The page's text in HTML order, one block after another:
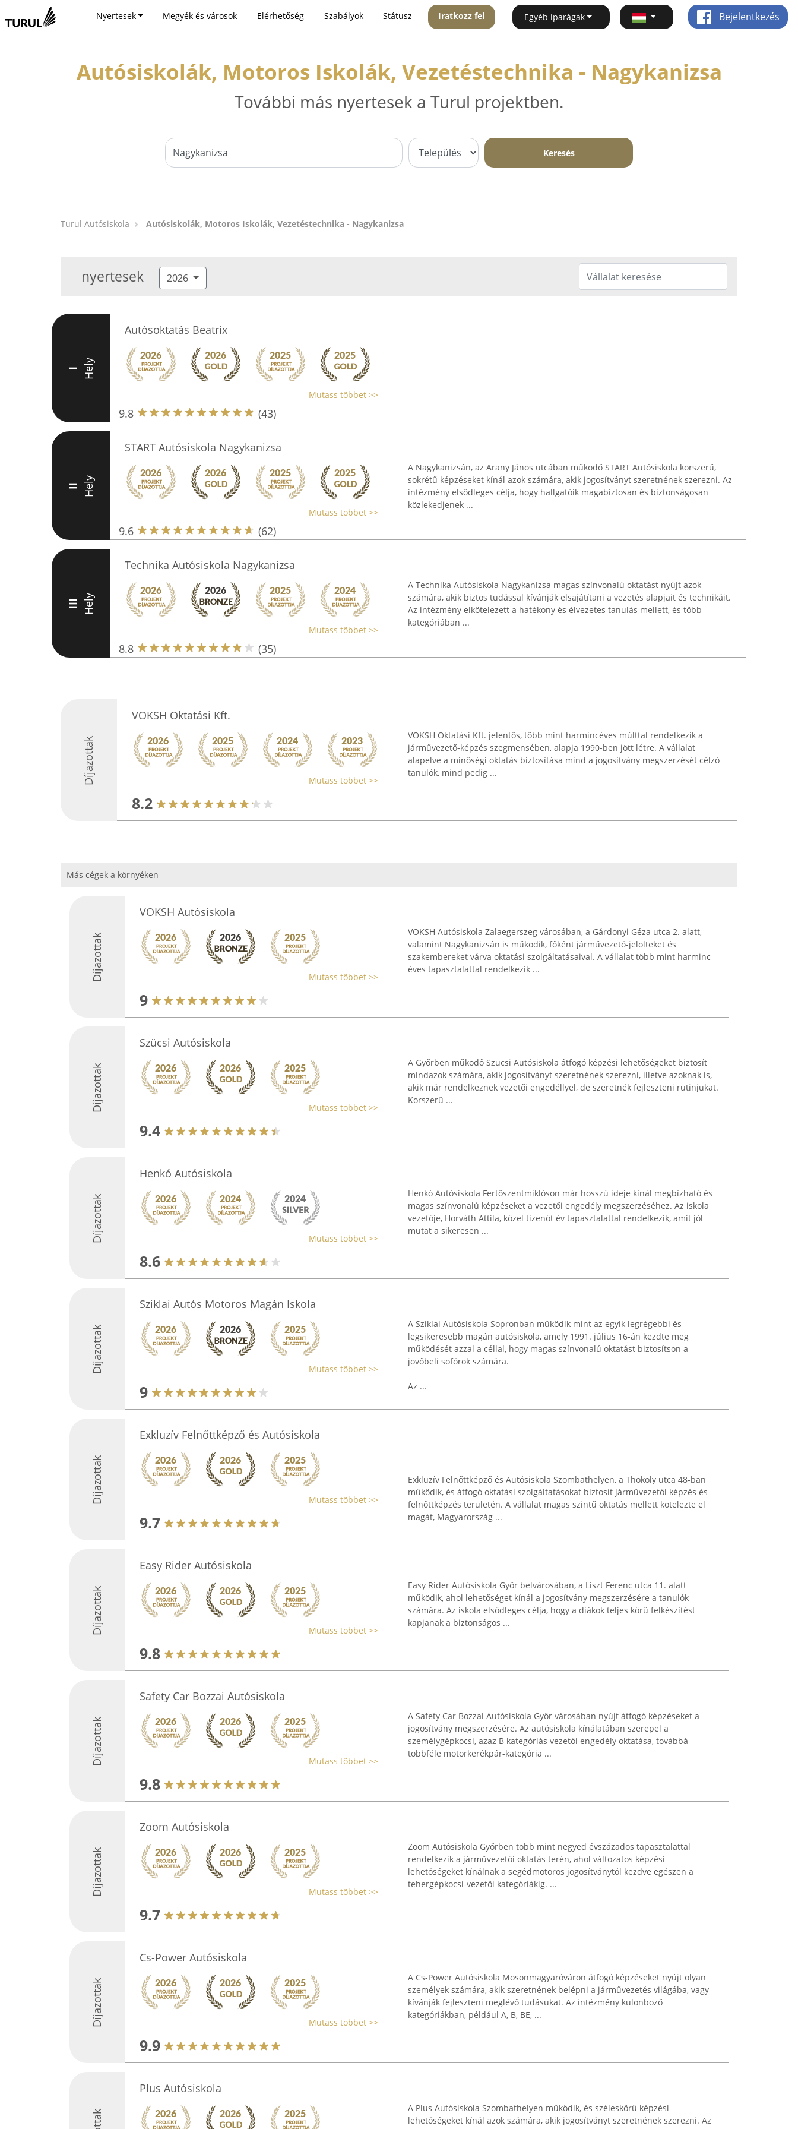
Nyertesek Megyék és városok Elérhetőség Szabályok Státusz Iratkozz fel Egyéb iparágak Bejelentkezés
Autósiskolák, Motoros Iskolák, Vezetéstechnika - Nagykanizsa
További más nyertesek a Turul projektben.
Keresés
Turul Autósiskola Autósiskolák, Motoros Iskolák, Vezetéstechnika - Nagykanizsa
nyertesek 2026
I Hely
Autósoktatás Beatrix
Mutass többet >>
9.8 (43)
II Hely
START Autósiskola Nagykanizsa
Mutass többet >>
9.6 (62)
A Nagykanizsán, az Arany János utcában működő START Autósiskola korszerű,
sokrétű képzéseket kínál azok számára, akik jogosítványt szeretnének szerezni. Az
intézmény elsődleges célja, hogy hallgatóik magabiztosan és biztonságosan
közlekedjenek ...
III Hely
Technika Autósiskola Nagykanizsa
Mutass többet >>
8.8 (35)
A Technika Autósiskola Nagykanizsa magas színvonalú oktatást nyújt azok
számára, akik biztos tudással kívánják elsajátítani a vezetés alapjait és technikáit.
Az intézmény elkötelezett a hatékony és élvezetes tanulás mellett, és több
kategóriában ...
Díjazottak
VOKSH Oktatási Kft.
Mutass többet >>
8.2
VOKSH Oktatási Kft. jelentős, több mint harmincéves múlttal rendelkezik a
járművezető-képzés szegmensében, alapja 1990-ben jött létre. A vállalat
alapelve a minőségi oktatás biztosítása mind a jogosítvány megszerzését célzó
tanulók, mind pedig ...
Más cégek a környéken
Díjazottak
VOKSH Autósiskola
Mutass többet >>
9
VOKSH Autósiskola Zalaegerszeg városában, a Gárdonyi Géza utca 2. alatt,
valamint Nagykanizsán is működik, főként járművezető-jelölteket és
szakembereket várva oktatási szolgáltatásaival. A vállalat több mint harminc
éves tapasztalattal rendelkezik ...
Díjazottak
Szücsi Autósiskola
Mutass többet >>
9.4
A Győrben működő Szücsi Autósiskola átfogó képzési lehetőségeket biztosít
mindazok számára, akik jogosítványt szeretnének szerezni, illetve azoknak is,
akik már rendelkeznek vezetői engedéllyel, de szeretnék fejleszteni rutinjukat.
Korszerű ...
Díjazottak
Henkó Autósiskola
Mutass többet >>
8.6
Henkó Autósiskola Fertőszentmiklóson már hosszú ideje kínál megbízható és
magas színvonalú képzéseket a vezetői engedély megszerzéséhez. Az iskola
vezetője, Horváth Attila, közel tizenöt év tapasztalattal rendelkezik, amit jól
mutat a sikeresen ...
Díjazottak
Sziklai Autós Motoros Magán Iskola
Mutass többet >>
9
A Sziklai Autósiskola Sopronban működik mint az egyik legrégebbi és
legsikeresebb magán autósiskola, amely 1991. július 16-án kezdte meg
működését azzal a céllal, hogy magas színvonalú oktatást biztosítson a
jövőbeli sofőrök számára.
Az ...
Díjazottak
Exkluzív Felnőttképző és Autósiskola
Mutass többet >>
9.7
Exkluzív Felnőttképző és Autósiskola Szombathelyen, a Thököly utca 48-ban
működik, és átfogó oktatási szolgáltatásokat biztosít járművezetői képzés és
felnőttképzés területén. A vállalat magas szintű oktatás mellett kötelezte el
magát, Magyarország ...
Díjazottak
Easy Rider Autósiskola
Mutass többet >>
9.8
Easy Rider Autósiskola Győr belvárosában, a Liszt Ferenc utca 11. alatt
működik, ahol lehetőséget kínál a jogosítvány megszerzésére a tanulók
számára. Az iskola elsődleges célja, hogy a diákok teljes körű felkészítést
kapjanak a biztonságos ...
Díjazottak
Safety Car Bozzai Autósiskola
Mutass többet >>
9.8
A Safety Car Bozzai Autósiskola Győr városában nyújt átfogó képzéseket a
jogosítvány megszerzésére. Az autósiskola kínálatában szerepel a
személygépkocsi, azaz B kategóriás vezetői engedély oktatása, továbbá
többféle motorkerékpár-kategória ...
Díjazottak
Zoom Autósiskola
Mutass többet >>
9.7
Zoom Autósiskola Győrben több mint negyed évszázados tapasztalattal
rendelkezik a járművezetői oktatás terén, ahol változatos képzési
lehetőségeket kínálnak a segédmotoros jogosítványtól kezdve egészen a
tehergépkocsi-vezetői kategóriákig. ...
Díjazottak
Cs-Power Autósiskola
Mutass többet >>
9.9
A Cs-Power Autósiskola Mosonmagyaróváron átfogó képzéseket nyújt olyan
személyek számára, akik szeretnének belépni a járművezetés világába, vagy
kívánják fejleszteni meglévő tudásukat. Az intézmény különböző
kategóriákban, például A, B, BE, ...
Plus Autósiskola
A Plus Autósiskola Szombathelyen működik, és széleskörű képzési
lehetőségeket kínál azok számára, akik jogosítványt szeretnének szerezni. Az